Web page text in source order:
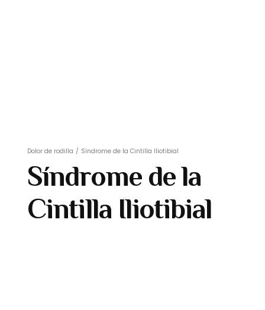
Dolor de rodilla / Síndrome de la Cintilla Iliotibial
Síndrome de la
Cintilla Iliotibial